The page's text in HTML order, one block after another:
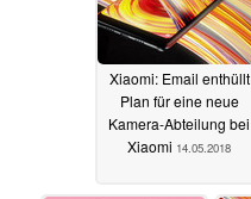
Xiaomi: Email enthüllt
Plan für eine neue
Kamera-Abteilung bei
Xiaomi 14.05.2018